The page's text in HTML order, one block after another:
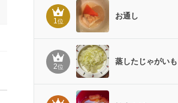
1位
お通し
2位
蒸したじゃがいも